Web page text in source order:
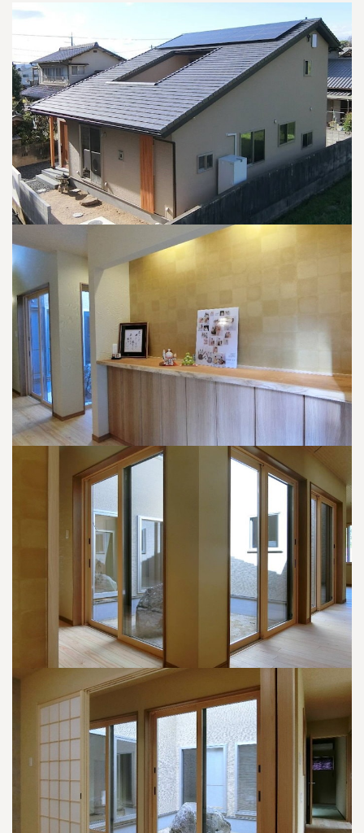
全国の展示場
北海道
札幌
道央
道北
道南
道東
東北
青森
秋田
岩手
山形
福島
甲信越・北陸
新潟
山梨
長野
石川
関東
東京
神奈川
千葉
栃木
群馬
東海
愛知
静岡
近畿
京都
奈良
滋賀
和歌山
中国・四国
岡山
愛媛
鳥取
島根
広島
山口
徳島
九州
佐賀
熊本
大分
宮崎
鹿児島
長崎
分譲マンション
※現住所のある都道府県以外の建築予定地の方でも現住所の有るお近
くの展示場又は店舗にお問合せください。
移住の計画の方もご相談対
応します。お気軽にご相談ください。
お近くのイベント
北海道
札幌
道央
苫小牧千歳
小樽
道北
道南
室蘭
道東
帯広
東北
青森県
八戸
青森
秋田県
秋田
岩手県
山形
宮城県
福島県
郡山
福島
いわき
会津
甲信越・北陸
新潟県
新潟
山梨県
長野県
長野
松本
石川県
福井
関東
東京都
横浜
湘南
埼玉県
埼玉
千葉
柏
茨城県
水戸
栃木県
宇都宮
小山
群馬県
群馬
伊勢崎
東海
愛知県
名古屋
豊橋
岐阜県
静岡県
静岡
浜松
四日市
近畿
大阪府
京都
姫路
奈良
中国・四国
岡山県
岡山
高松
松山
九州
福岡
佐賀
熊本県
熊本
大分県
大分
宮崎県
宮崎
鹿児島県
鹿児島